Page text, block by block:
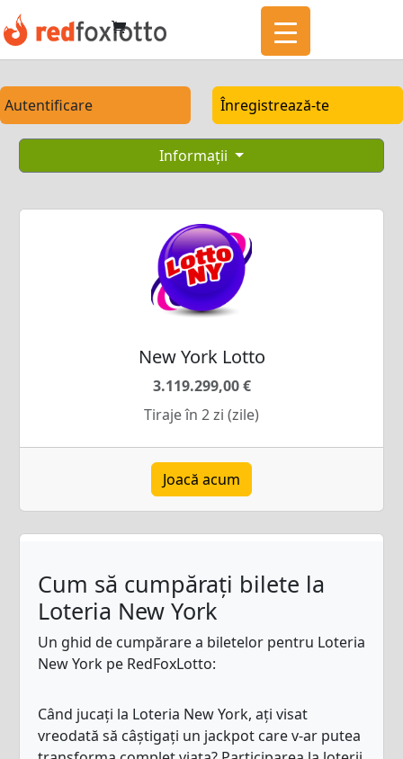
Autentificare Înregistrează-te
Informații
Cum să cumpărați bilete la
Loteria New York
Un ghid de cumpărare a biletelor pentru Loteria
New York pe RedFoxLotto:
Când jucați la Loteria New York, ați visat
vreodată să câștigați un jackpot care v-ar putea
New York Lotto
3.119.299,00 €
Tiraje în 2 zi (zile)
Joacă acum